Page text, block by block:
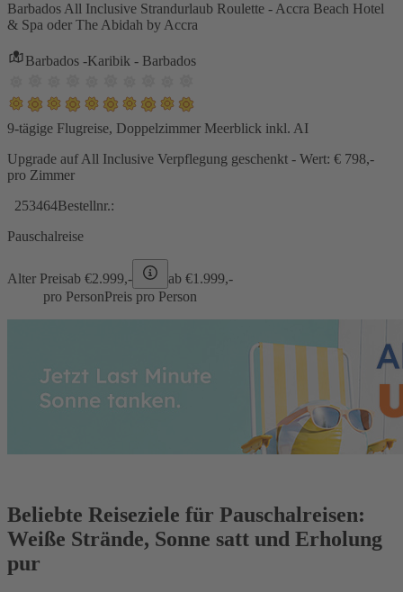
Barbados All Inclusive Strandurlaub Roulette - Accra Beach Hotel
& Spa oder The Abidah by Accra
Barbados -Karibik - Barbados
9-tägige Flugreise, Doppelzimmer Meerblick inkl. AI
Upgrade auf All Inclusive Verpflegung geschenkt - Wert: € 798,-
pro Zimmer
253464Bestellnr.:
Pauschalreise
Alter Preisab €2.999,- ab €1.999,-
pro PersonPreis pro Person
Beliebte Reiseziele für Pauschalreisen:
Weiße Strände, Sonne satt und Erholung
pur